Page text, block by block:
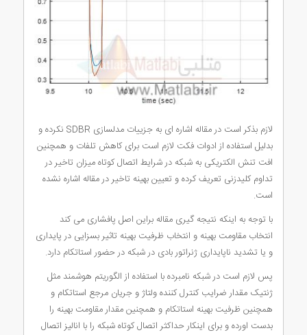
لازم بذکر است در مقاله اشاره ای به جزییات مدلسازی SDBR نکرده و
بدلیل استفاده از ادوات فکت لازم است برای کاهش تلفات و همچنین
افت تنش الکتریکی به شبکه در شرایط اتصال کوتاه میزان تاخیر در
تداوم کلیدزنی تعریف کرده و تعیین بهینه تاخیر در مقاله اشاره نشده
است.
با توجه به اینکه نتیجه گیری مقاله براین اصل پافشاری می کند
انتخاب مقاومت بهینه و انتخاب ظرفیت بهینه تاثیر بسزایی در پایداری
و یا تشدید ناپایداری ژنراتور بادی در شبکه در حضور استاتکام دارد.
پس لازم است در شبکه نامبرده با استفاده از الگوریتم هوشمند مثل
ژنتیک مقدار ضرایب کنترل کننده ولتاژ و جریان مرجع استاتکام و
همچنین ظرفیت بهینه استاتکام و همچنین مقدار مقاومت بهینه را
بدست اورده و برای اینکار حداکثر اتصال کوتاه شبکه را با انالیز اتصال